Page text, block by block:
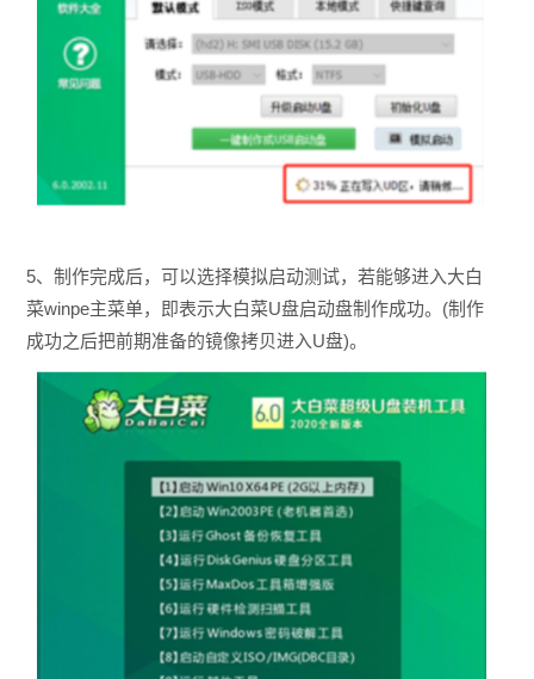
5、制作完成后，可以选择模拟启动测试，若能够进入大白
菜winpe主菜单，即表示大白菜U盘启动盘制作成功。(制作
成功之后把前期准备的镜像拷贝进入U盘)。